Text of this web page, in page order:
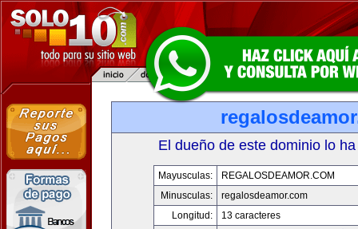
El dueño de este dominio lo
Mayusculas:
REGALOSDEAMOR.COM
Minusculas:
regalosdeamor.com
Longitud:
13 caracteres